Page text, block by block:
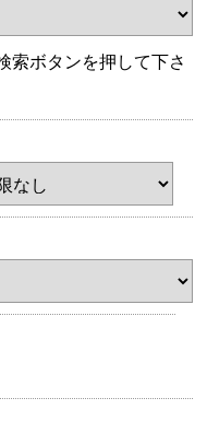
索ボタンを押して下さ